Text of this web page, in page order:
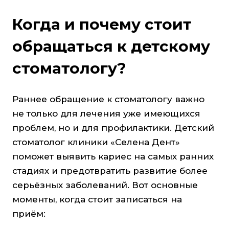
Когда и почему стоит
обращаться к детскому
стоматологу?
Раннее обращение к стоматологу важно
не только для лечения уже имеющихся
проблем, но и для профилактики. Детский
стоматолог клиники «Селена Дент»
поможет выявить кариес на самых ранних
стадиях и предотвратить развитие более
серьёзных заболеваний. Вот основные
моменты, когда стоит записаться на
приём: